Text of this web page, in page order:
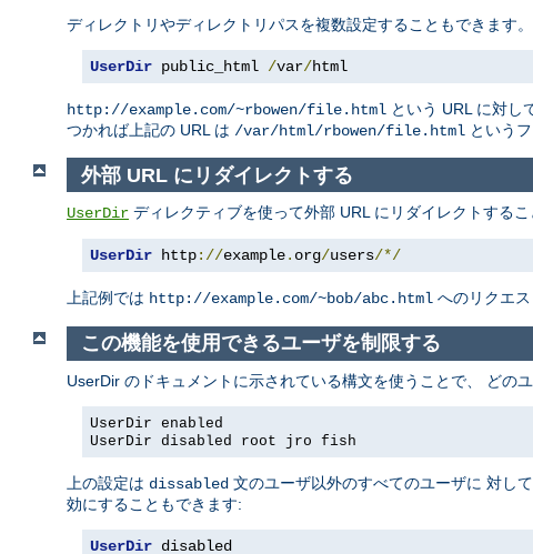
ディレクトリやディレクトリパスを複数設定することもできます。
UserDir public_html /var/html
http://example.com/~rbowen/file.html という URL に対し
つかれば上記の URL は /var/html/rbowen/file.html という
外部 URL にリダイレクトする
UserDir ディレクティブを使って外部 URL にリダイレクトするこ
UserDir http://example. org/users/*/
上記例では http://example.com/~bob/abc.html へのリクエ
この機能を使用できるユーザを制限する
UserDir のドキュメントに示されている構文を使うことで、 どの
UserDir enabled
UserDir disabled root jro fish
上の設定は dissabled 文のユーザ以外のすべてのユーザに 対し
効にすることもできます:
UserDir disabled